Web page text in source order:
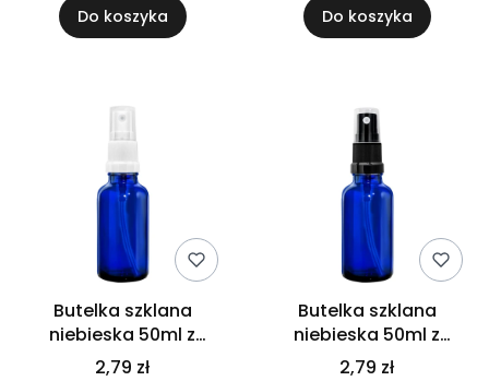
Do koszyka Do koszyka
Butelka szklana
niebieska 50ml z
atomizerem białym
2,79 zł
Butelka szklana
niebieska 50ml z
atomizerem czarnym
2,79 zł